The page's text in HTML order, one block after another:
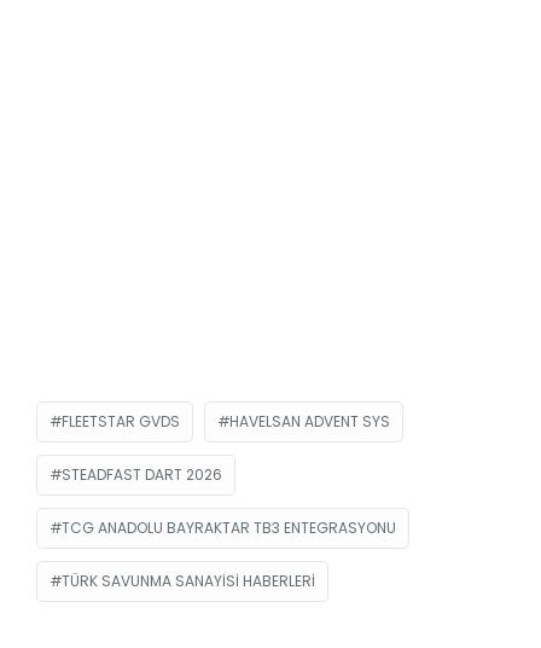
FLEETSTAR GVDS HAVELSAN ADVENT SYS
STEADFAST DART 2026
TCG ANADOLU BAYRAKTAR TB3 ENTEGRASYONU
TÜRK SAVUNMA SANAYISI HABERLERI